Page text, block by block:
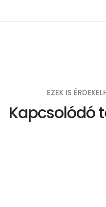
EZEK IS
Kapcsolódó